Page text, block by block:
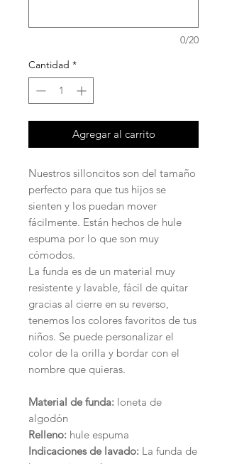
0/20
Cantidad *
Agregar al carrito
Nuestros silloncitos son del tamaño
perfecto para que tus hijos se
sienten y los puedan mover
fácilmente. Están hechos de hule
espuma por lo que son muy
cómodos.
La funda es de un material muy
resistente y lavable, fácil de quitar
gracias al cierre en su reverso,
tenemos los colores favoritos de tus
niños. Se puede personalizar el
color de la orilla y bordar con el
nombre que quieras.
Material de funda: loneta de
algodón
Relleno: hule espuma
Indicaciones de lavado: La funda de